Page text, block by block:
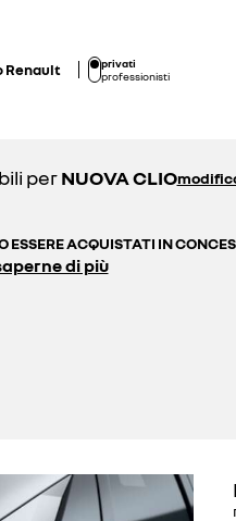
Renault
privati
professionisti
per NUOVA CLIO
ACQUISTATI IN
di più